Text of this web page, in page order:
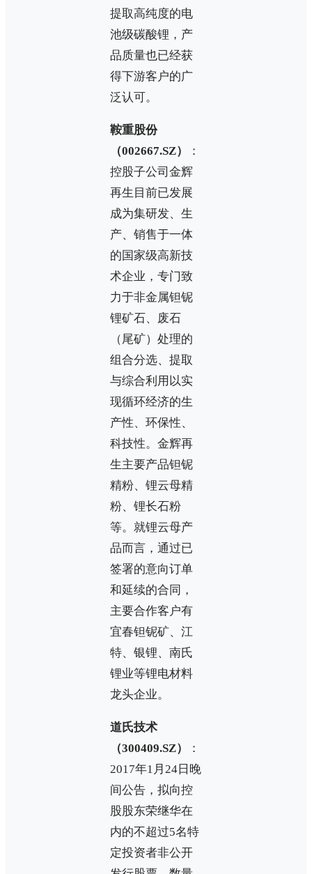
提取高纯度的电
池级碳酸锂，产
品质量也已经获
得下游客户的广
泛认可。
鞍重股份
（002667.SZ）
：
控股子公司金辉
再生目前已发展
成为集研发、生
产、销售于一体
的国家级高新技
术企业，专门致
力于非金属钽铌
锂矿石、废石
（尾矿）处理的
组合分选、提取
与综合利用以实
现循环经济的生
产性、环保性、
科技性。金辉再
生主要产品钽铌
精粉、锂云母精
粉、锂长石粉
等。就锂云母产
品而言，通过已
签署的意向订单
和延续的合同，
主要合作客户有
宜春钽铌矿、江
特、银锂、南氏
锂业等锂电材料
龙头企业。
道氏技术
（300409.SZ）
：
2017年1月24日晚
间公告，拟向控
股股东荣继华在
内的不超过5名特
定投资者非公开